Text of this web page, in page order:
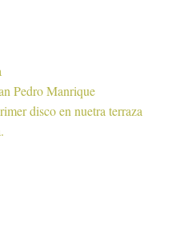
Pedro Manrique
disco en nuetra terraza